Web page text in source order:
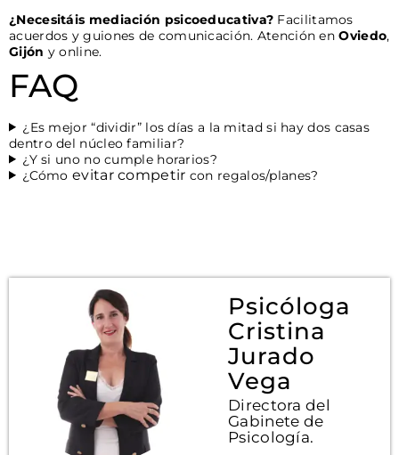
¿Necesitáis mediación psicoeducativa? Facilitamos
acuerdos y guiones de comunicación. Atención enOviedo,
Gijón y online.
FAQ
¿Es mejor “dividir” los días a la mitad si hay dos casas
dentro del núcleo familiar?
¿Y si uno no cumple horarios?
¿Cómoevitar competir con regalos/planes?
Psicóloga
Cristina
Jurado
Vega
Directora del
Gabinete de
Psicología.